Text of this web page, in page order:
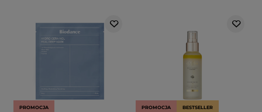
PROMOCJA PROMOCJA BESTSELLER